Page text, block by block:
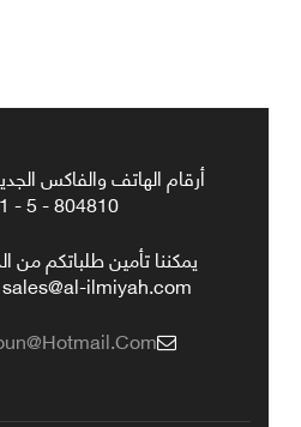
804810 - 5 - 00961
يمكننا تأمين طلباتكم من
sales@al-ilmiyah.com خدمتكم تسعدنا